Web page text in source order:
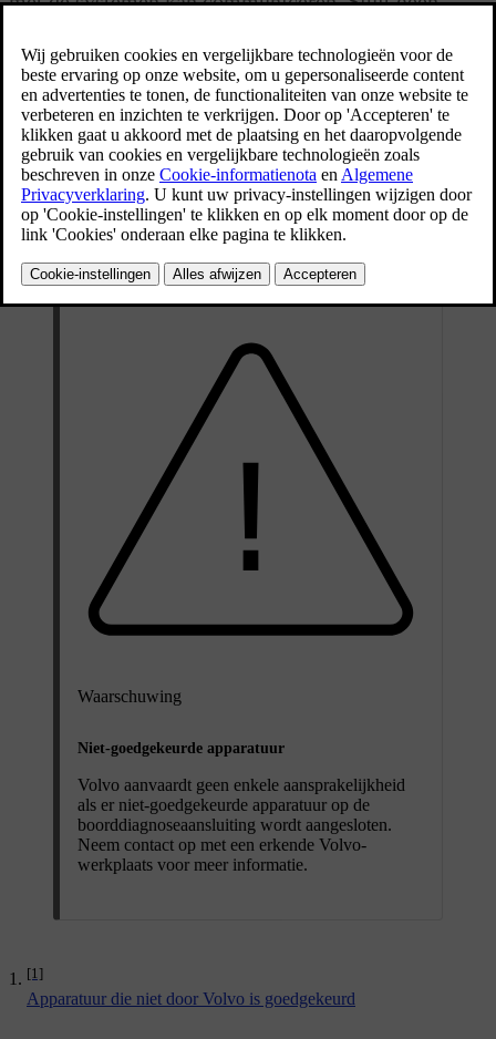
Bijgewerkt 28/10/2024
De diagnoseaansluiting is van het type OBDII.
De diagnoseaansluiting bevindt zich onder het dashboard, vlak bij
de ontgrendelhendel voor de motorkap.
Verkeerd gebruik van de diagnoseaansluiting kan een negatieve
impact op de systemen en software van de auto hebben. Dat omvat
onder meer het aansluiten van niet-goedgekeurde apparatuur
het installeren van software of diagnoseapparatuur.
Waarschuwing
Niet-goedgekeurde apparatuur
Volvo aanvaardt geen enkele aansprakelijkheid
als er niet-goedgekeurde apparatuur op de
boorddiagnoseaansluiting wordt aangesloten.
Neem contact op met een erkende Volvo-
werkplaats voor meer informatie.
[1]
Apparatuur die niet door Volvo is goedgekeurd